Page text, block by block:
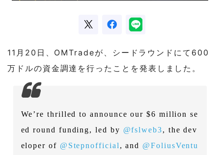
11月20日、OMTradeが、シードラウンドにて600
万ドルの資金調達を行ったことを発表しました。
We’re thrilled to announce our $6 million se
ed round funding, led by @fslweb3, the dev
eloper of @Stepnofficial , and @FoliusVentu